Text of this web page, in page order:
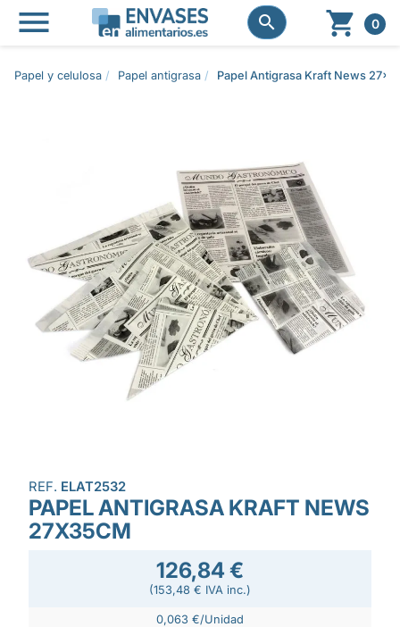
 
  0
Papel y celulosa Papel antigrasa Papel Antigrasa Kraft News
REF. ELAT2532
PAPEL ANTIGRASA KRAFT NEWS
27X35CM
126,84 €
(153,48 € IVA inc.)
0,063 €/Unidad